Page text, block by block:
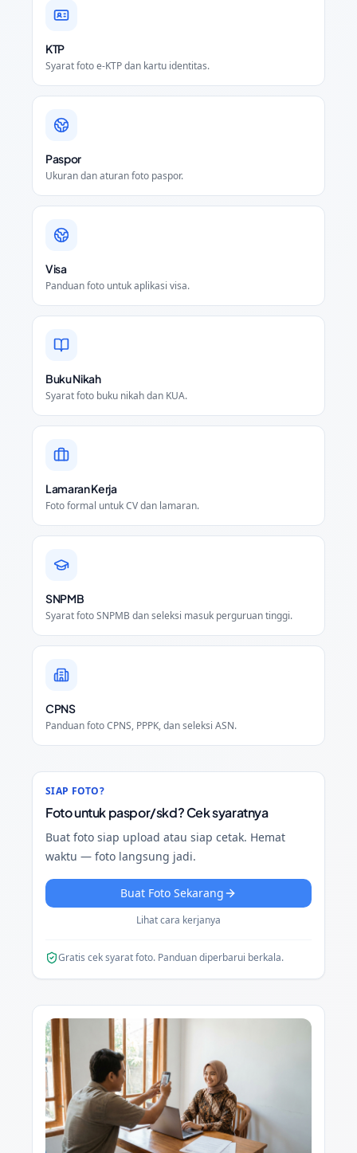
KTP
Syarat foto e-KTP dan kartu identitas.
Paspor
Ukuran dan aturan foto paspor.
Visa
Panduan foto untuk aplikasi visa.
Buku Nikah
Syarat foto buku nikah dan KUA.
Lamaran Kerja
Foto formal untuk CV dan lamaran.
SNPMB
Syarat foto SNPMB dan seleksi masuk perguruan tinggi.
CPNS
Panduan foto CPNS, PPPK, dan seleksi ASN.
SIAP FOTO?
Foto untuk paspor/skd? Cek syaratnya
Buat foto siap upload atau siap cetak. Hemat
waktu — foto langsung jadi.
Buat Foto Sekarang
Lihat cara kerjanya
Gratis cek syarat foto. Panduan diperbarui berkala.